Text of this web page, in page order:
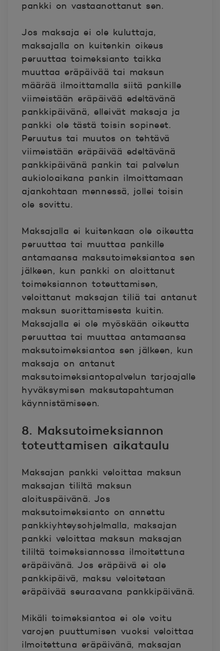
pankki on vastaanottanut sen.
Jos maksaja ei ole kuluttaja,
maksajalla on kuitenkin oikeus
peruuttaa toimeksianto taikka
muuttaa eräpäivää tai maksun
määrää ilmoittamalla siitä pankille
viimeistään eräpäivää edeltävänä
pankkipäivänä, elleivät maksaja ja
pankki ole tästä toisin sopineet.
Peruutus tai muutos on tehtävä
viimeistään eräpäivää edeltävänä
pankkipäivänä pankin tai palvelun
aukioloaikana pankin ilmoittamaan
ajankohtaan mennessä, jollei toisin
ole sovittu.
Maksajalla ei kuitenkaan ole oikeutta
peruuttaa tai muuttaa pankille
antamaansa maksutoimeksiantoa sen
jälkeen, kun pankki on aloittanut
toimeksiannon toteuttamisen,
veloittanut maksajan tiliä tai antanut
maksun suorittamisesta kuitin.
Maksajalla ei ole myöskään oikeutta
peruuttaa tai muuttaa antamaansa
maksutoimeksiantoa sen jälkeen, kun
maksaja on antanut
maksutoimeksiantopalvelun tarjoajalle
hyväksymisen maksutapahtuman
käynnistämiseen.
8. Maksutoimeksiannon
toteuttamisen aikataulu
Maksajan pankki veloittaa maksun
maksajan tililtä maksun
aloituspäivänä. Jos
maksutoimeksianto on annettu
pankkiyhteysohjelmalla, maksajan
pankki veloittaa maksun maksajan
tililtä toimeksiannossa ilmoitettuna
eräpäivänä. Jos eräpäivä ei ole
pankkipäivä, maksu veloitetaan
eräpäivää seuraavana pankkipäivänä.
Mikäli toimeksiantoa ei ole voitu
varojen puuttumisen vuoksi veloittaa
ilmoitettuna eräpäivänä, maksajan